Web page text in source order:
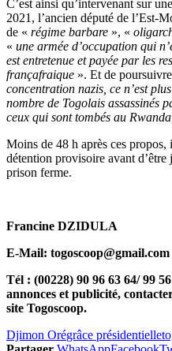
C’est ainsi qu’intervenant sur
2021, l’ancien député de l’Est-
de « régime barbare », «
« une armée d’occupation qui
est entretenue et payée par les
françafraique ». Et de
concentration nazis, ce n’est
nombre de Togolais assassinés
ceux qui sont tombés au
Moins de 48 h après ces propos,
détention provisoire avant
prison ferme.
Francine DZIDULA
E-Mail: togoscoop@gmail.com
Tél : (00228) 90 96 63 64/ 99
annonces et publicité,
site Togoscoop.
Djimon Orégrâce présidentielle